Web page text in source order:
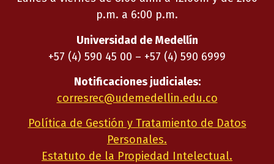
p.m. a 6:00 p.m.
Universidad de Medellín
+57 (4) 590 45 00 – +57 (4) 590 6999
Notificaciones judiciales:
corresrec@udemedellin.edu.co
Política de Gestión y Tratamiento de Datos
Personales.
Estatuto de la Propiedad Intelectual.